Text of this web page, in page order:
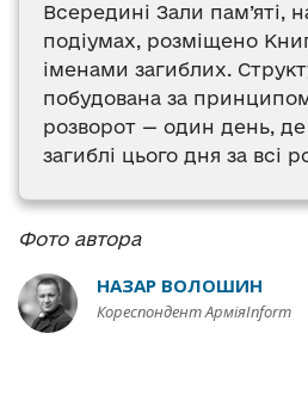
Всередині Зали пам’яті,
подіумах, розміщено
іменами загиблих.
побудована за
розворот — один день, де
загиблі цього дня за всі
Фото автора
НАЗАР ВОЛОШИН
Кореспондент АрміяInform